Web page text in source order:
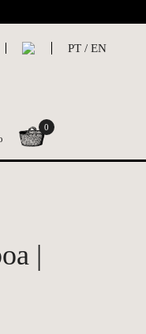
PT / EN
0
|